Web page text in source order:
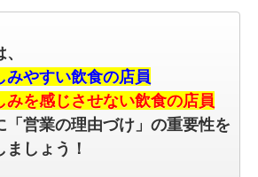
みやすい飲食の店員
みを感じさせない飲食の店員
「営業の理由づけ」の重要性を
ましょう！